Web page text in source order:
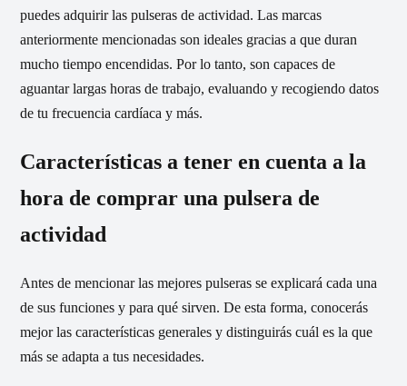
puedes adquirir las pulseras de actividad. Las marcas
anteriormente mencionadas son ideales gracias a que duran
mucho tiempo encendidas. Por lo tanto, son capaces de
aguantar largas horas de trabajo, evaluando y recogiendo datos
de tu frecuencia cardíaca y más.
Características a tener en cuenta a la
hora de comprar una pulsera de
actividad
Antes de mencionar las mejores pulseras se explicará cada una
de sus funciones y para qué sirven. De esta forma, conocerás
mejor las características generales y distinguirás cuál es la que
más se adapta a tus necesidades.